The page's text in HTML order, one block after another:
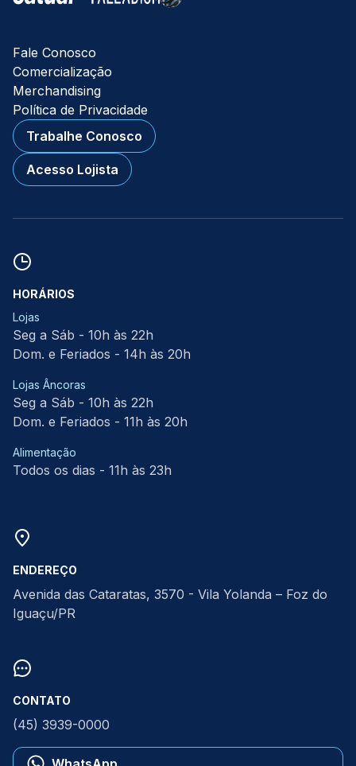
Fale Conosco
Comercialização
Merchandising
Política de Privacidade
Trabalhe Conosco
Acesso Lojista
HORÁRIOS
Lojas
Seg a Sáb - 10h às 22h
Dom. e Feriados - 14h às 20h
Lojas Âncoras
Seg a Sáb - 10h às 22h
Dom. e Feriados - 11h às 20h
Alimentação
Todos os dias - 11h às 23h
ENDEREÇO
Avenida das Cataratas, 3570 - Vila Yolanda – Foz do
Iguaçu/PR
CONTATO
(45) 3939-0000